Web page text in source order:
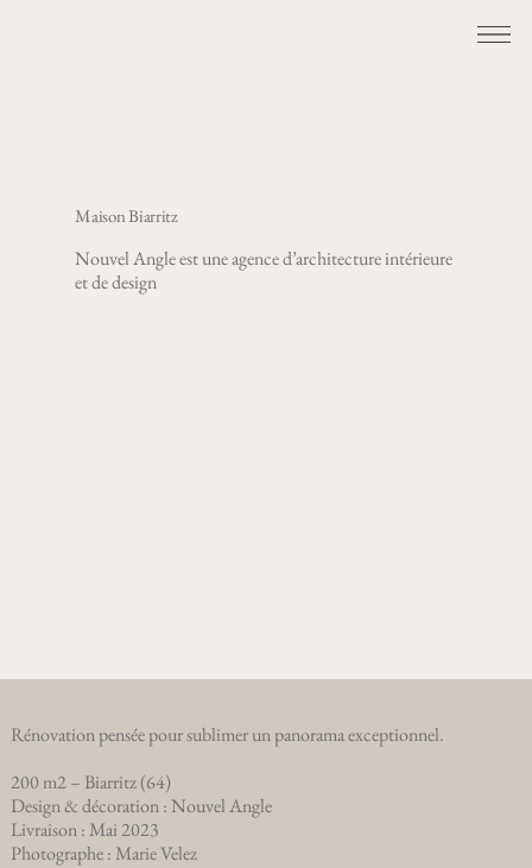
Nouvel Angle est une agence d’architecture intérieure
et de design
Maison Biarritz
Rénovation pensée pour sublimer un panorama exceptionnel.
200 m2 – Biarritz (64)
Design & décoration : Nouvel Angle
Livraison : Mai 2023
Photographe : Marie Velez